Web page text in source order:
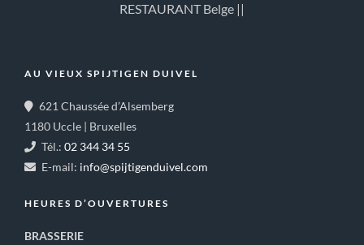
RESTAURANT Belge ||
AU VIEUX SPIJTIGEN DUIVEL
621 Chaussée d’Alsemberg
1180 Uccle | Bruxelles
Tél.: 02 344 34 55
E-mail: info@spijtigenduivel.com
HEURES D’OUVERTURES
BRASSERIE